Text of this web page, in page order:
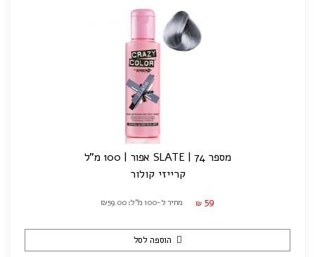
מספר 74 | SLATE אפור | 100 מ"ל
קרייזי קולור
₪ 59 מחיר ל-100 מ"ל: ₪59.00
הוספה לסל